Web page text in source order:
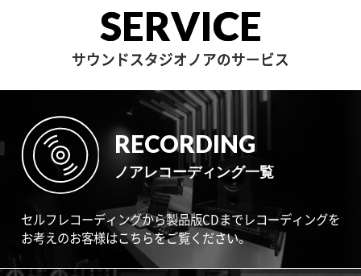
SERVICE
サウンドスタジオノアのサービス
RECORDING
ノアレコーディング一覧
セルフレコーディングから製品版CDまでレコーディングを
お考えのお客様はこちらをご覧ください。